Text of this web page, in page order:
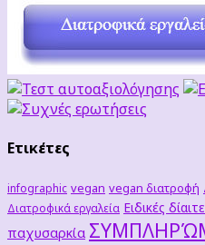
Ετικέτες
infographic vegan vegan διατροφή
Διατροφικά εργαλεία Ειδικές
παχυσαρκία